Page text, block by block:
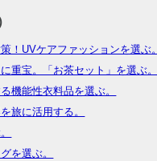
！UVケアファッションを選ぶ。
重宝。「お茶セット」を選ぶ。
機能性衣料品を選ぶ。
旅に活用する。
を選ぶ。